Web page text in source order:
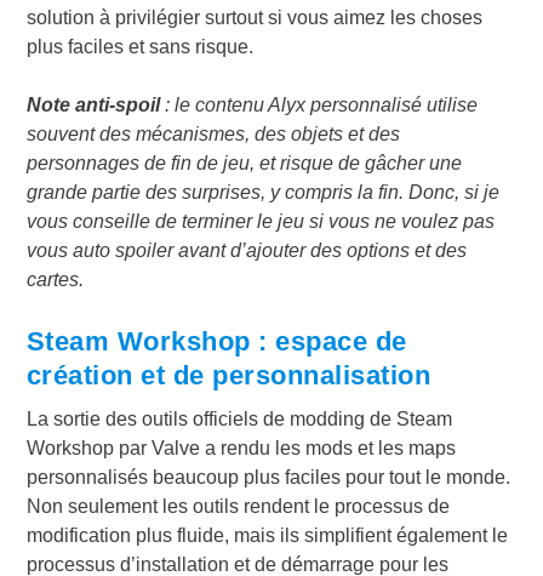
solution à privilégier surtout si vous aimez les choses
plus faciles et sans risque.
Note anti-spoil: le contenu Alyx personnalisé utilise
souvent des mécanismes, des objets et des
personnages de fin de jeu, et risque de gâcher une
grande partie des surprises, y compris la fin. Donc, si je
vous conseille de terminer le jeu si vous ne voulez pas
vous auto spoiler avant d’ajouter des options et des
cartes.
Steam Workshop : espace de
création et de personnalisation
La sortie des outils officiels de modding de Steam
Workshop par Valve a rendu les mods et les maps
personnalisés beaucoup plus faciles pour tout le monde.
Non seulement les outils rendent le processus de
modification plus fluide, mais ils simplifient également le
processus d’installation et de démarrage pour les